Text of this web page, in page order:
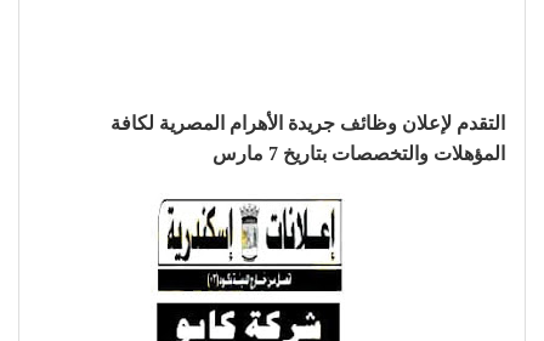
التقدم لإعلان وظائف جريدة الأهرام المصرية لكافة
المؤهلات والتخصصات بتاريخ 7 مارس